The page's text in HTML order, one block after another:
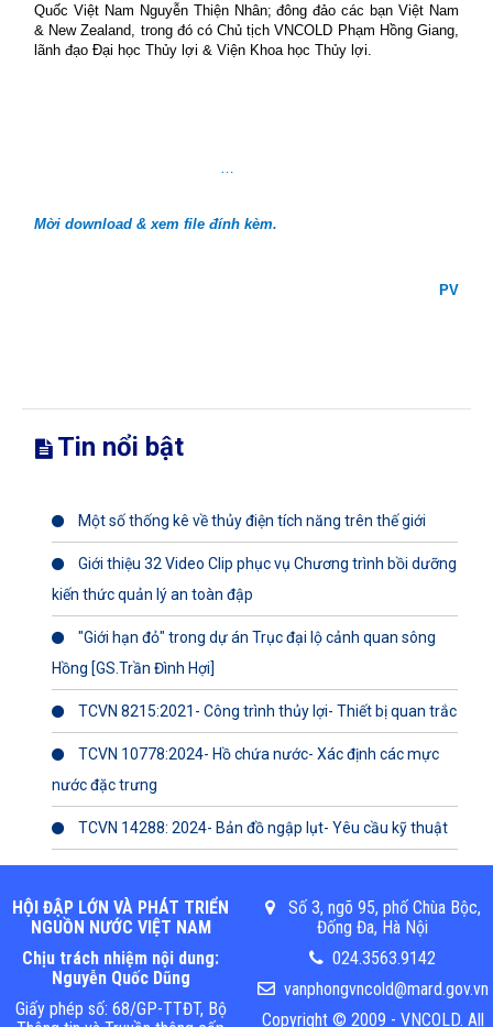
Quốc Việt Nam Nguyễn Thiện Nhân; đông đảo các bạn Việt Nam
& New Zealand, trong đó có Chủ tịch VNCOLD Phạm Hồng Giang,
lãnh đạo Đại học Thủy lợi & Viện Khoa học Thủy lợi.
Mời download & xem file đính kèm.
PV
Tin nổi bật
Một số thống kê về thủy điện tích năng trên thế giới
Giới thiệu 32 Video Clip phục vụ Chương trình bồi dưỡng
kiến thức quản lý an toàn đập
"Giới hạn đỏ" trong dự án Trục đại lộ cảnh quan sông
Hồng [GS.Trần Đình Hợi]
TCVN 8215:2021- Công trình thủy lợi- Thiết bị quan trắc
TCVN 10778:2024- Hồ chứa nước- Xác định các mực
nước đặc trưng
TCVN 14288: 2024- Bản đồ ngập lụt- Yêu cầu kỹ thuật
HỘI ĐẬP LỚN VÀ PHÁT TRIỂN
NGUỒN NƯỚC VIỆT NAM
Chịu trách nhiệm nội dung:
Nguyễn Quốc Dũng
Giấy phép số: 68/GP-TTĐT, Bộ
Số 3, ngõ 95, phố Chùa Bộc,
Đống Đa, Hà Nội
024.3563.9142
vanphongvncold@mard.gov.vn
Copyright © 2009 - VNCOLD. All